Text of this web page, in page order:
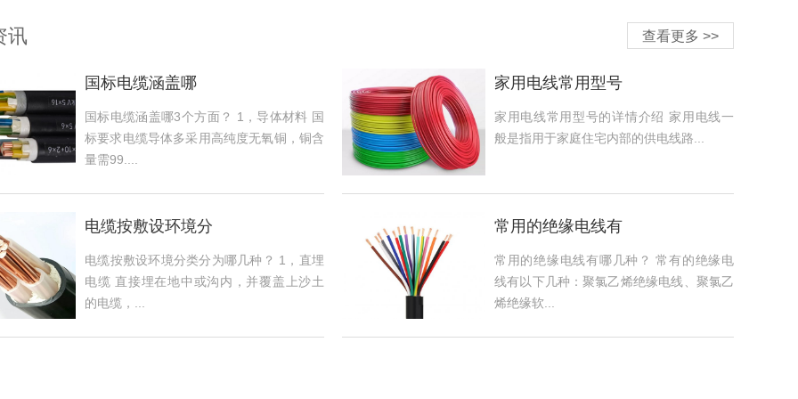
查看更多 >>
讯
国标电缆涵盖哪
国标电缆涵盖哪3个方面？ 1，导体材料 国
标要求电缆导体多采用高纯度无氧铜，铜含
量需99....
家用电线常用型号
家用电线常用型号的详情介绍 ​​​​​​​家用电线一
般是指用于家庭住宅内部的供电线路...
电缆按敷设环境分
电缆按敷设环境分类分为哪几种？ 1，直埋
电缆 直接埋在地中或沟内，并覆盖上沙土
的电缆，...
常用的绝缘电线有
常用的绝缘电线有哪几种？ 常有的绝缘电
线有以下几种：聚氯乙烯绝缘电线、聚氯乙
烯绝缘软...